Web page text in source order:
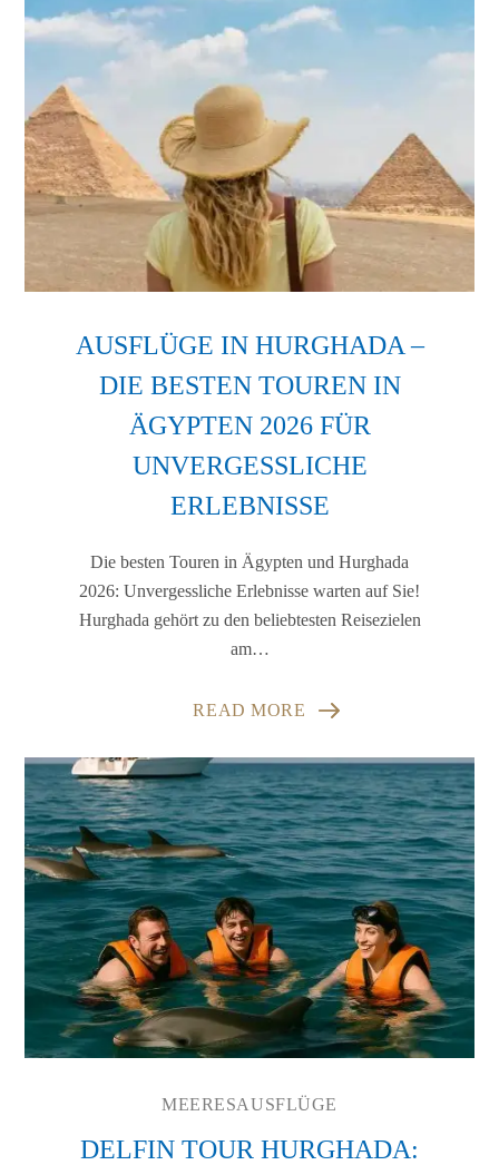
AUSFLÜGE IN HURGHADA –
DIE BESTEN TOUREN IN
ÄGYPTEN 2026 FÜR
UNVERGESSLICHE
ERLEBNISSE
Die besten Touren in Ägypten und Hurghada
2026: Unvergessliche Erlebnisse warten auf Sie!
Hurghada gehört zu den beliebtesten Reisezielen
am…
READ MORE
MEERESAUSFLÜGE
DELFIN TOUR HURGHADA: